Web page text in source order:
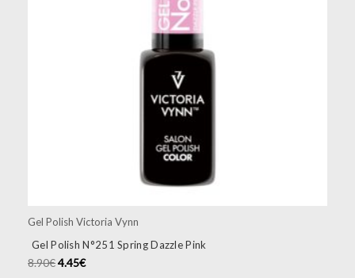
Gel Polish Victoria Vynn
Gel Polish N°251 Spring Dazzle Pink
8.90€4.45€